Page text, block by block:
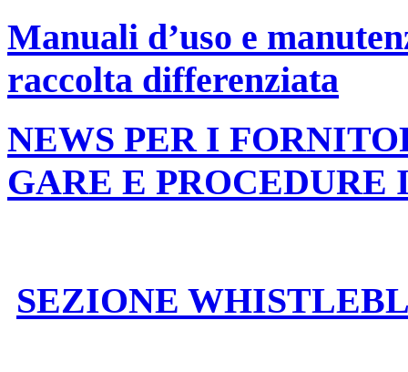
Manuali d’uso e
raccolta differenziata
NEWS PER I
GARE E PROCEDURE
SEZIONE